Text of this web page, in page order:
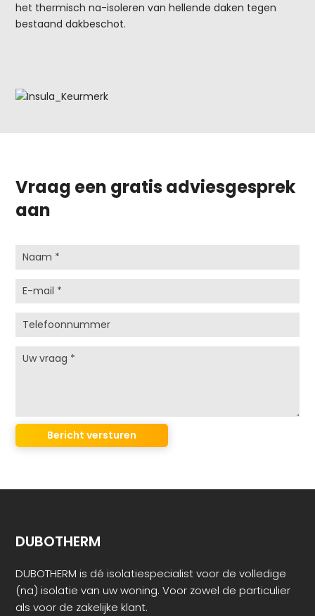
het thermisch na-isoleren van hellende daken tegen
bestaand dakbeschot.
Vraag een gratis adviesgesprek
aan
DUBOTHERM
DUBOTHERM is dé isolatiespecialist voor de volledige
(na) isolatie van uw woning. Voor zowel de particulier
als voor de zakelijke klant.